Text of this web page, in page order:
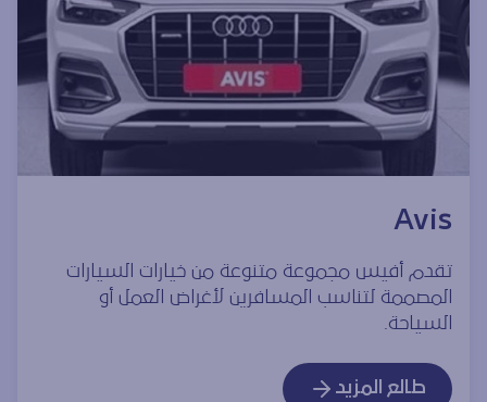
Avis
تقدم أفيس مجموعة متنوعة من خيارات السيارات
المصممة لتناسب المسافرين لأغراض العمل أو
السياحة.
طالع المزيد